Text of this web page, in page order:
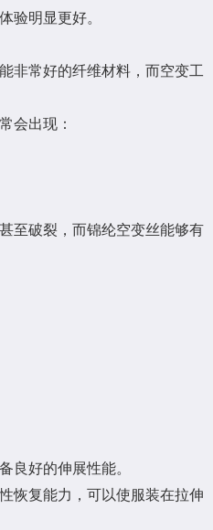
验明显更好。
非常好的纤维材料，而空变工
会出现：
至破裂，而锦纶空变丝能够有
良好的伸展性能。
恢复能力，可以使服装在拉伸